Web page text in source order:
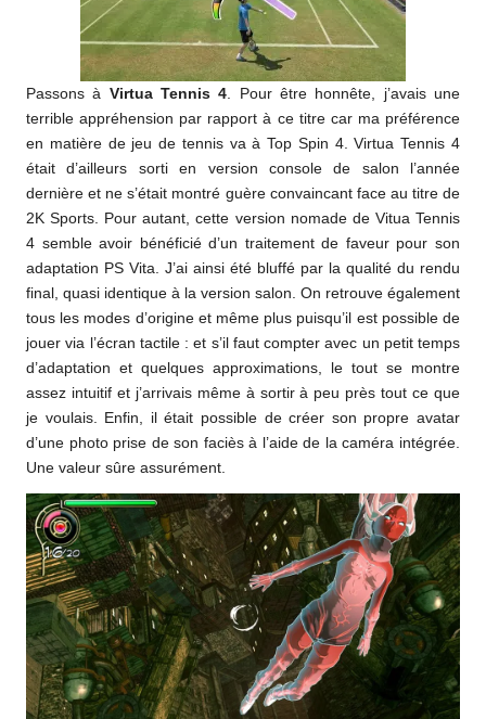
Passons à Virtua Tennis 4 . Pour être honnête, j’avais une
terrible appréhension par rapport à ce titre car ma préférence
en matière de jeu de tennis va à Top Spin 4. Virtua Tennis 4
était d’ailleurs sorti en version console de salon l’année
dernière et ne s’était montré guère convaincant face au titre de
2K Sports. Pour autant, cette version nomade de Vitua Tennis
4 semble avoir bénéficié d’un traitement de faveur pour son
adaptation PS Vita. J’ai ainsi été bluffé par la qualité du rendu
final, quasi identique à la version salon. On retrouve également
tous les modes d’origine et même plus puisqu’il est possible de
jouer via l’écran tactile : et s’il faut compter avec un petit temps
d’adaptation et quelques approximations, le tout se montre
assez intuitif et j’arrivais même à sortir à peu près tout ce que
je voulais. Enfin, il était possible de créer son propre avatar
d’une photo prise de son faciès à l’aide de la caméra intégrée.
Une valeur sûre assurément.